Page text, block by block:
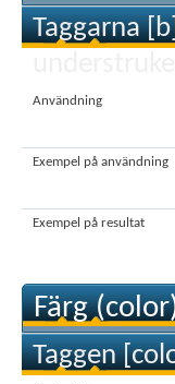
Taggarna
Användning
Exempel på användning
Exempel på resultat
Färg
Taggen